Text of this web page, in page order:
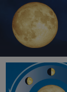
content